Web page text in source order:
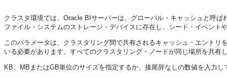
クラスタ環境では、 Oracle BIサーバーは、グローバル・キャッシュと呼ば
ファイル・システムのストレージ・デバイスに存在し、シード・イベン
このパラメータは、クラスタリング間で共有されるキャッシュ・エント
いる必要があります。すべてのクラスタリング・ノードが同じ場所を共有
KB、MBまたはGB単位のサイズを指定するか、接尾辞なしの数値を入力